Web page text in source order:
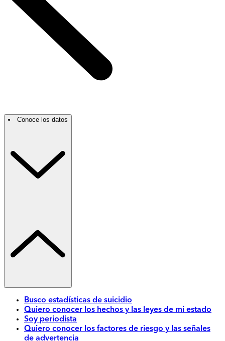
Conoce los datos
Busco estadísticas de suicidio
Quiero conocer los hechos y las leyes de mi estado
Soy periodista
Quiero conocer los factores de riesgo y las señales
de advertencia